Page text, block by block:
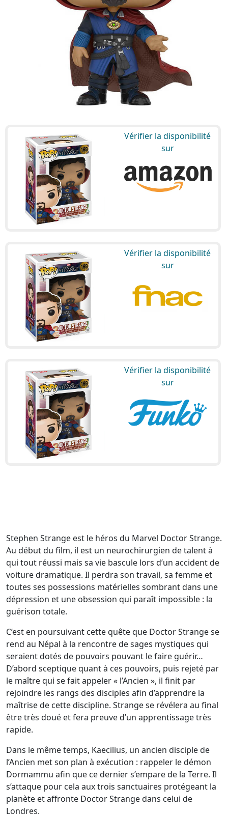
Vérifier la disponibilité
sur
Vérifier la disponibilité
sur
Vérifier la disponibilité
sur
Stephen Strange est le héros du Marvel Doctor Strange.
Au début du film, il est un neurochirurgien de talent à
qui tout réussi mais sa vie bascule lors d’un accident de
voiture dramatique. Il perdra son travail, sa femme et
toutes ses possessions matérielles sombrant dans une
dépression et une obsession qui paraît impossible : la
guérison totale.
C’est en poursuivant cette quête que Doctor Strange se
rend au Népal à la rencontre de sages mystiques qui
seraient dotés de pouvoirs pouvant le faire guérir…
D’abord sceptique quant à ces pouvoirs, puis rejeté par
le maître qui se fait appeler « l’Ancien », il finit par
rejoindre les rangs des disciples afin d’apprendre la
maîtrise de cette discipline. Strange se révélera au final
être très doué et fera preuve d’un apprentissage très
rapide.
Dans le même temps, Kaecilius, un ancien disciple de
l’Ancien met son plan à exécution : rappeler le démon
Dormammu afin que ce dernier s’empare de la Terre. Il
s’attaque pour cela aux trois sanctuaires protégeant la
planète et affronte Doctor Strange dans celui de
Londres.